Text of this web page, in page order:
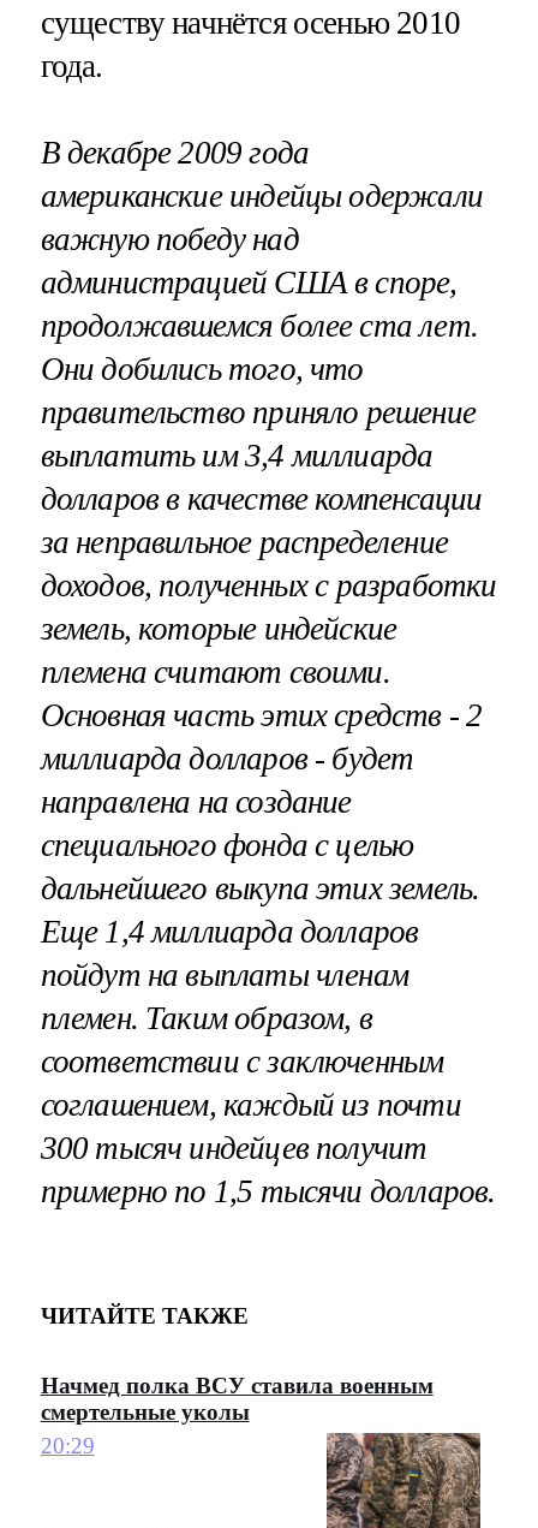
существу начнётся осенью 2010
года.
В декабре 2009 года
американские индейцы одержали
важную победу над
администрацией США в споре,
продолжавшемся более ста лет.
Они добились того, что
правительство приняло решение
выплатить им 3,4 миллиарда
долларов в качестве компенсации
за неправильное распределение
доходов, полученных с разработки
земель, которые индейские
племена считают своими.
Основная часть этих средств - 2
миллиарда долларов - будет
направлена на создание
специального фонда с целью
дальнейшего выкупа этих земель.
Еще 1,4 миллиарда долларов
пойдут на выплаты членам
племен. Таким образом, в
соответствии с заключенным
соглашением, каждый из почти
300 тысяч индейцев получит
примерно по 1,5 тысячи долларов.
ЧИТАЙТЕ ТАКЖЕ
Начмед полка ВСУ ставила военным
смертельные уколы
20:29